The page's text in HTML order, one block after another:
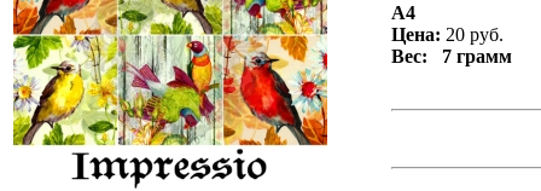
А4
Цена: 20 руб.
Вес: 7 грамм